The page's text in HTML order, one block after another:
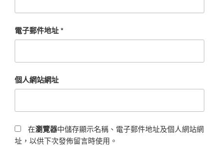
電子郵件地址*
個人網站網址
在瀏覽器中儲存顯示名稱、電子郵件地址及個人網站網
址，以供下次發佈留言時使用。